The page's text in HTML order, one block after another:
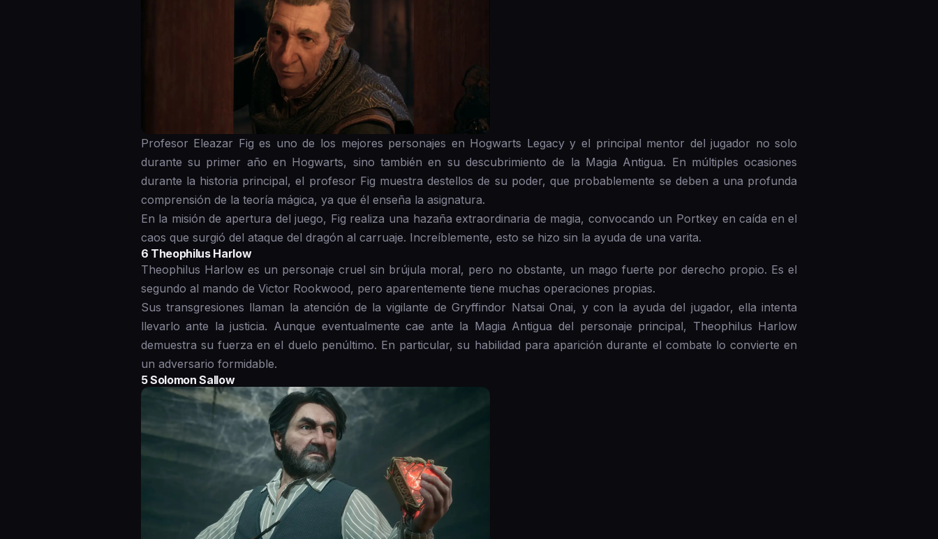
Profesor Eleazar Fig es uno de los mejores personajes en Hogwarts Legacy y el principal mentor del jugador no solo
durante su primer año en Hogwarts, sino también en su descubrimiento de la Magia Antigua. En múltiples ocasiones
durante la historia principal, el profesor Fig muestra destellos de su poder, que probablemente se deben a una profunda
comprensión de la teoría mágica, ya que él enseña la asignatura.
En la misión de apertura del juego, Fig realiza una hazaña extraordinaria de magia, convocando un Portkey en caída en el
caos que surgió del ataque del dragón al carruaje. Increíblemente, esto se hizo sin la ayuda de una varita.
6 Theophilus Harlow
Theophilus Harlow es un personaje cruel sin brújula moral, pero no obstante, un mago fuerte por derecho propio. Es el
segundo al mando de Victor Rookwood, pero aparentemente tiene muchas operaciones propias.
Sus transgresiones llaman la atención de la vigilante de Gryffindor Natsai Onai, y con la ayuda del jugador, ella intenta
llevarlo ante la justicia. Aunque eventualmente cae ante la Magia Antigua del personaje principal, Theophilus Harlow
demuestra su fuerza en el duelo penúltimo. En particular, su habilidad para aparición durante el combate lo convierte en
un adversario formidable.
5 Solomon Sallow